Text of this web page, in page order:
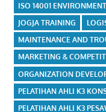
ISO 14001
JOGJA TRAINING
MAINTENANCE AND
MARKETING &
ORGANIZATION
PELATIHAN AHLI K3
PELATIHAN AHLI K3